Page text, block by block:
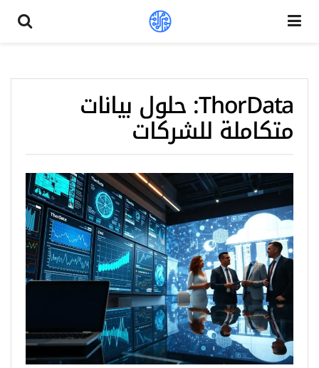
ThorData: حلول بيانات
متكاملة للشركات